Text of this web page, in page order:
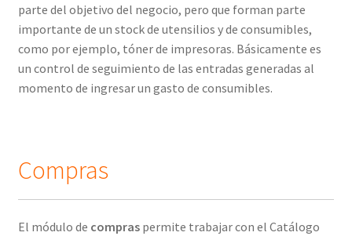
parte del objetivo del negocio, pero que forman parte
importante de un stock de utensilios y de consumibles,
como por ejemplo, tóner de impresoras. Básicamente es
un control de seguimiento de las entradas generadas al
momento de ingresar un gasto de consumibles.
Compras
El módulo de compraspermite trabajar con el Catálogo